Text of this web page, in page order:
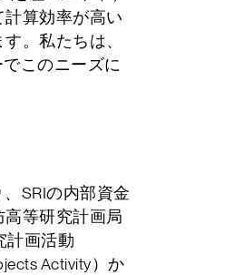
算効率が高い
。私たちは、
このニーズに
SRIの内部資金
等研究計画局
計画活動
Activity）か